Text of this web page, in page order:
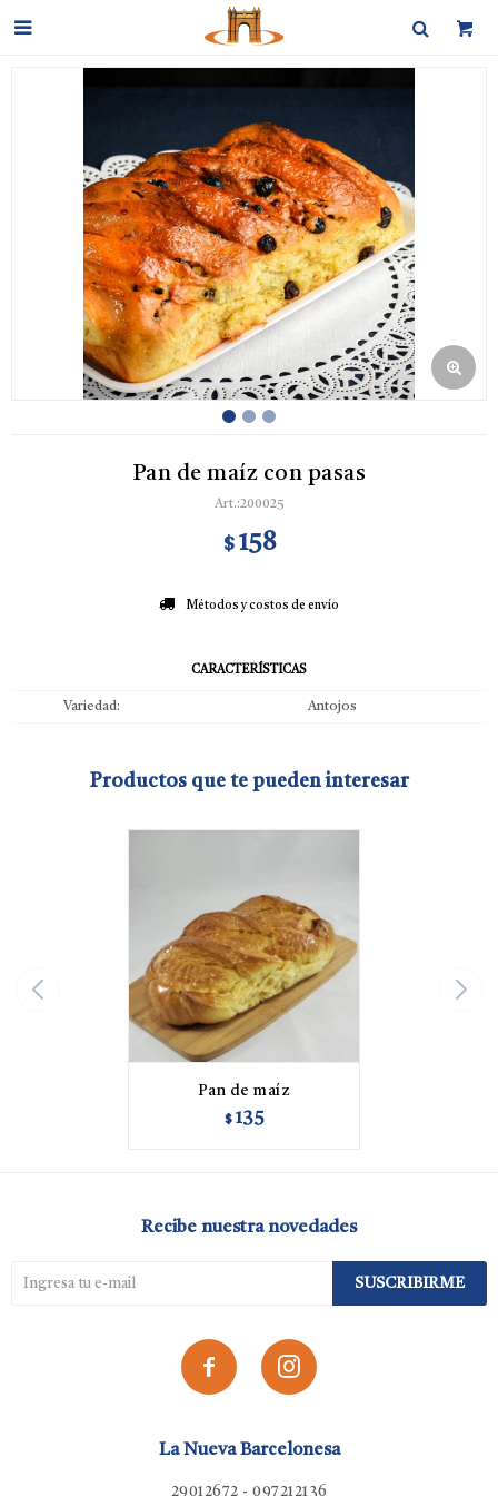

Pan de maíz con pasas
200025
$ 158
Métodos y costos de envío
CARACTERÍSTICAS
Variedad Antojos
Productos que te pueden interesar
Pan de maíz
$ 135
La Nueva Barcelonesa
29012672 - 097212136
Recibe nuestra novedades
SUSCRIBIRME
 